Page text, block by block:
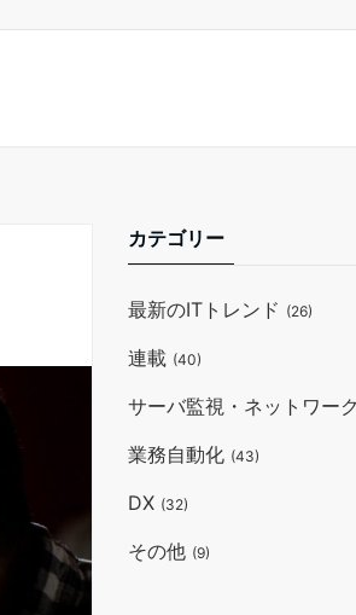
カテゴリー
最新のITトレンド (26)
連載 (40)
サーバ監視・ネットワー
業務自動化 (43)
DX (32)
その他 (9)